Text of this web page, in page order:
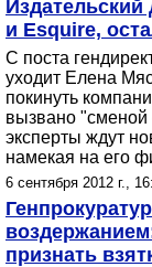
и Esquire,
С поста
уходит Елена
покинуть
вызвано
эксперты ждут
намекая на его
6 сентября 2012 г.,
признать